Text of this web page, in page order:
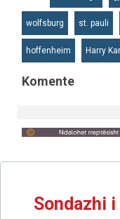
wolfsburg st. pauli
hoffenheim Harry
Komente
Sondazhi